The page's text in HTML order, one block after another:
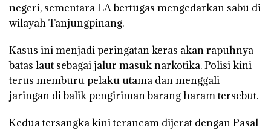
negeri, sementara LA bertugas mengedarkan sabu di
wilayah Tanjungpinang.
Kasus ini menjadi peringatan keras akan rapuhnya
batas laut sebagai jalur masuk narkotika. Polisi kini
terus memburu pelaku utama dan menggali
jaringan di balik pengiriman barang haram tersebut.
Kedua tersangka kini terancam dijerat dengan Pasal